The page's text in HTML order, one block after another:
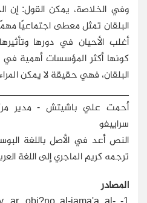
وفي الخلاصة، يمكن القول: إن
البلقان تمثل معطى اجتماعيًا
أغلب الأحيان في دورها
كونها أكثر المؤسسات أهمية
البلقان، فهي حقيقة لا يمكن
أحمت علي باشيتش - مدير
سراييفو
النص أُعد في الأصل باللغة
ترجمه كريم الماجري إلى اللغة
المصادر
1-
ar. obi?no al-jama'a al-